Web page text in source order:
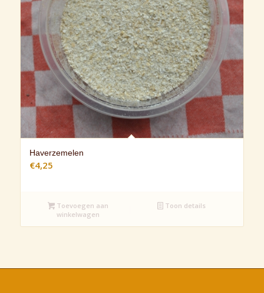
Haverzemelen
€4,25
Toevoegen aan
winkelwagen
Toon details